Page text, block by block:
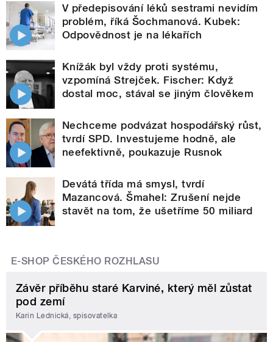
V předepisování léků sestrami nevidím
problém, říká Šochmanová. Kubek:
Odpovědnost je na lékařích
Knížák byl vždy proti systému,
vzpomíná Strejček. Fischer: Když
dostal moc, stával se jiným člověkem
Nechceme podvázat hospodářský růst,
tvrdí SPD. Investujeme hodně, ale
neefektivně, poukazuje Rusnok
Devátá třída má smysl, tvrdí
Mazancová. Šmahel: Zrušení nejde
stavět na tom, že ušetříme 50 miliard
E-SHOP ČESKÉHO ROZHLASU
Závěr příběhu staré Karviné, který měl zůstat
pod zemí
Karin Lednická, spisovatelka